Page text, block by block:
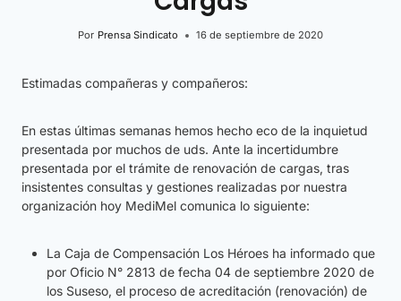
Por Prensa Sindicato 16 de septiembre de 2020
Estimadas compañeras y compañeros:
En estas últimas semanas hemos hecho eco de la inquietud
presentada por muchos de uds. Ante la incertidumbre
presentada por el trámite de renovación de cargas, tras
insistentes consultas y gestiones realizadas por nuestra
organización hoy MediMel comunica lo siguiente:
La Caja de Compensación Los Héroes ha informado que
por Oficio N° 2813 de fecha 04 de septiembre 2020 de
los Suseso, el proceso de acreditación (renovación) de